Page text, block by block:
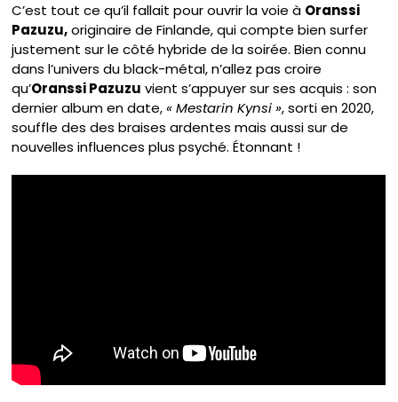
C’est tout ce qu’il fallait pour ouvrir la voie à Oranssi
Pazuzu,originaire de Finlande, qui compte bien surfer
justement sur le côté hybride de la soirée. Bien connu
dans l’univers du black-métal, n’allez pas croire
qu’Oranssi Pazuzu vient s’appuyer sur ses acquis : son
dernier album en date,« Mestarin Kynsi », sorti en 2020,
souffle des des braises ardentes mais aussi sur de
nouvelles influences plus psyché. Étonnant !